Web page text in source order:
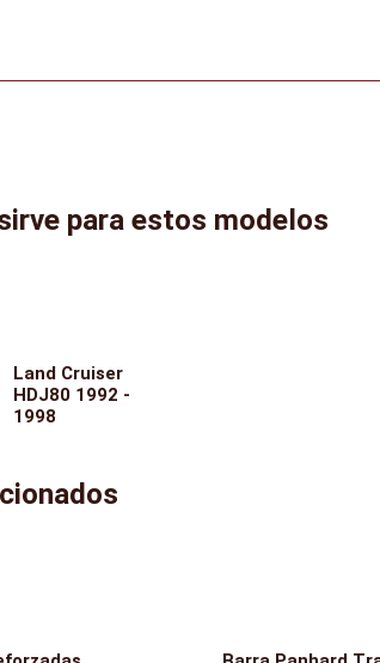
para estos modelos
Land Cruiser
HDJ80 1992 -
1998